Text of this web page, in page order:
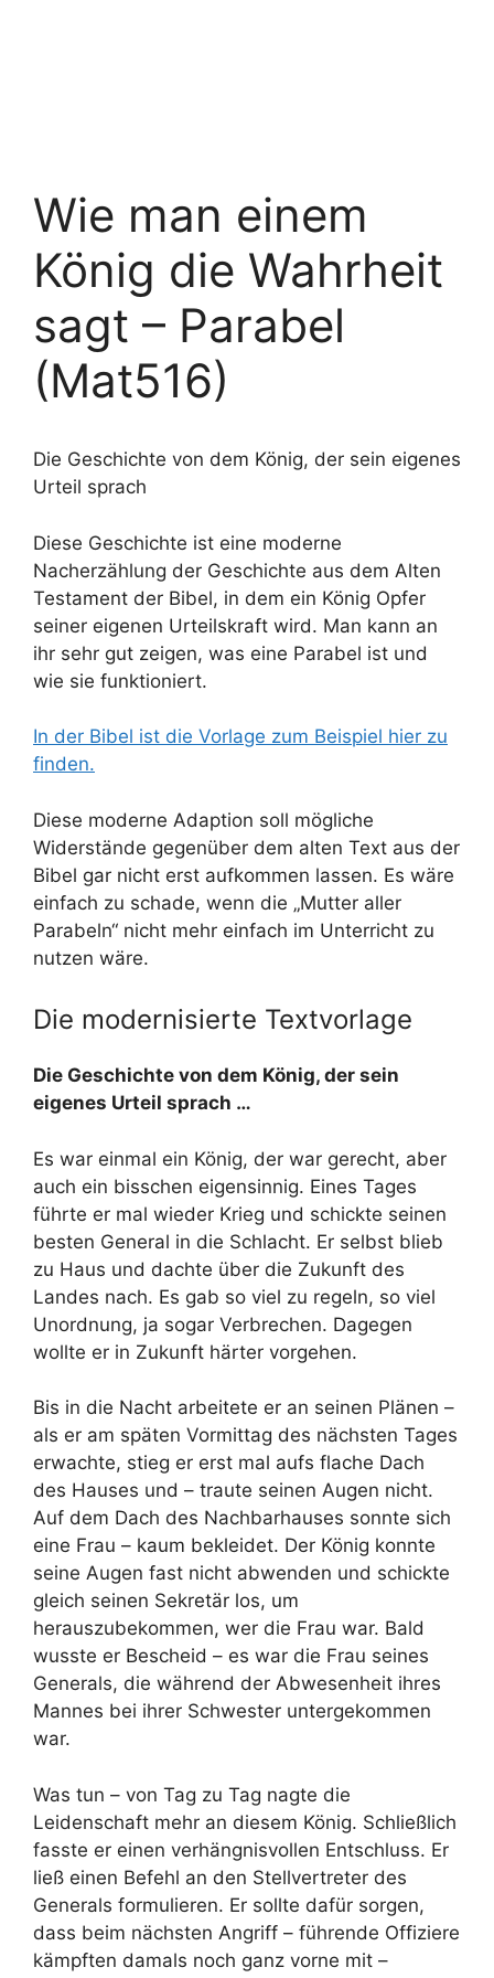
Wie man einem
König die Wahrheit
sagt – Parabel
(Mat516)
Die Geschichte von dem König, der sein eigenes
Urteil sprach
Diese Geschichte ist eine moderne
Nacherzählung der Geschichte aus dem Alten
Testament der Bibel, in dem ein König Opfer
seiner eigenen Urteilskraft wird. Man kann an
ihr sehr gut zeigen, was eine Parabel ist und
wie sie funktioniert.
In der Bibel ist die Vorlage zum Beispiel hier zu
finden.
Diese moderne Adaption soll mögliche
Widerstände gegenüber dem alten Text aus der
Bibel gar nicht erst aufkommen lassen. Es wäre
einfach zu schade, wenn die „Mutter aller
Parabeln“ nicht mehr einfach im Unterricht zu
nutzen wäre.
Die modernisierte Textvorlage
Die Geschichte von dem König, der sein
eigenes Urteil sprach …
Es war einmal ein König, der war gerecht, aber
auch ein bisschen eigensinnig. Eines Tages
führte er mal wieder Krieg und schickte seinen
besten General in die Schlacht. Er selbst blieb
zu Haus und dachte über die Zukunft des
Landes nach. Es gab so viel zu regeln, so viel
Unordnung, ja sogar Verbrechen. Dagegen
wollte er in Zukunft härter vorgehen.
Bis in die Nacht arbeitete er an seinen Plänen –
als er am späten Vormittag des nächsten Tages
erwachte, stieg er erst mal aufs flache Dach
des Hauses und – traute seinen Augen nicht.
Auf dem Dach des Nachbarhauses sonnte sich
eine Frau – kaum bekleidet. Der König konnte
seine Augen fast nicht abwenden und schickte
gleich seinen Sekretär los, um
herauszubekommen, wer die Frau war. Bald
wusste er Bescheid – es war die Frau seines
Generals, die während der Abwesenheit ihres
Mannes bei ihrer Schwester untergekommen
war.
Was tun – von Tag zu Tag nagte die
Leidenschaft mehr an diesem König. Schließlich
fasste er einen verhängnisvollen Entschluss. Er
ließ einen Befehl an den Stellvertreter des
Generals formulieren. Er sollte dafür sorgen,
dass beim nächsten Angriff – führende Offiziere
kämpften damals noch ganz vorne mit –